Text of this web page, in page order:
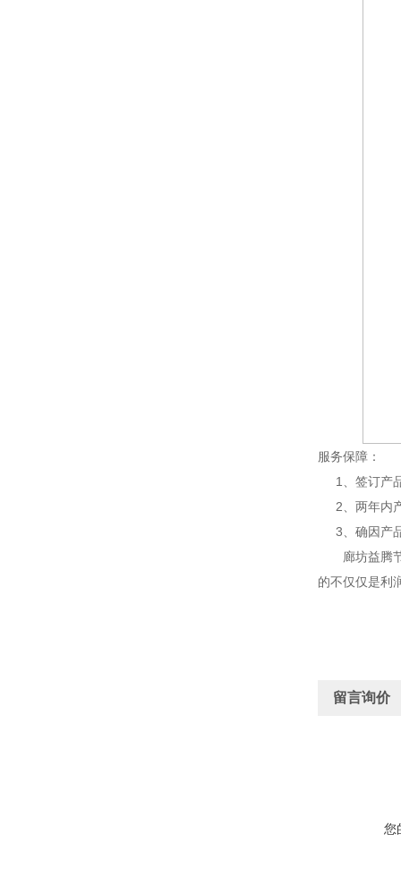
服务保障：
1、签订产
2、两年内产
3、确因产品
廊坊益腾节
的不仅仅是利
留言询价
您